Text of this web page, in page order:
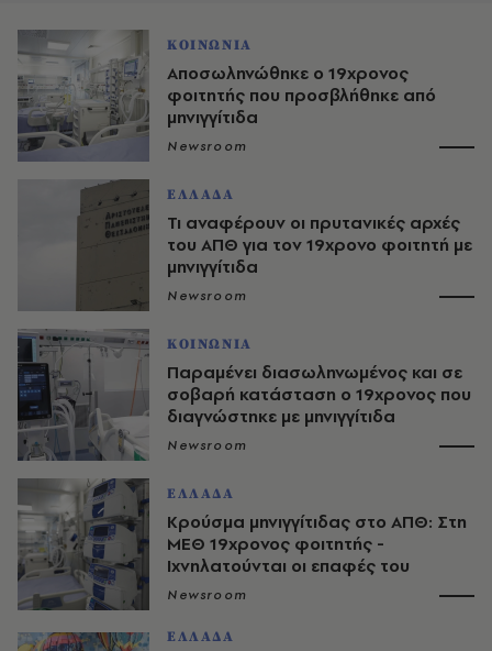
ΚΟΙΝΩΝΙΑ
Αποσωληνώθηκε ο 19χρονος
φοιτητής που προσβλήθηκε από
μηνιγγίτιδα
Newsroom
ΕΛΛΑΔΑ
Τι αναφέρουν οι πρυτανικές αρχές
του ΑΠΘ για τον 19χρονο φοιτητή με
μηνιγγίτιδα
Newsroom
ΚΟΙΝΩΝΙΑ
Παραμένει διασωληνωμένος και σε
σοβαρή κατάσταση ο 19χρονος που
διαγνώστηκε με μηνιγγίτιδα
Newsroom
ΕΛΛΑΔΑ
Κρούσμα μηνιγγίτιδας στο ΑΠΘ: Στη
ΜΕΘ 19χρονος φοιτητής -
Ιχνηλατούνται οι επαφές του
Newsroom
ΕΛΛΑΔΑ